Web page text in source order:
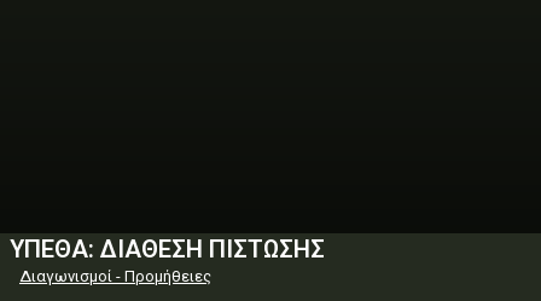
ΥΠΕΘΑ: ΔΙΑΘΕΣΗ ΠΙΣΤΩΣΗΣ
Διαγωνισμοί - Προμήθειες